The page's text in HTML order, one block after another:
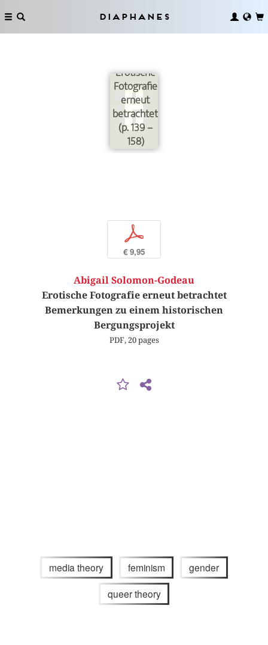
Diaphanes
Erotische
Fotografie
erneut
betrachtet
(p. 139 –
158)
p
€ 9,95
Abigail Solomon-Godeau
Erotische Fotografie erneut betrachtet
Bemerkungen zu einem historischen
Bergungsprojekt
PDF, 20 pages
media theory feminism gender
queer theory